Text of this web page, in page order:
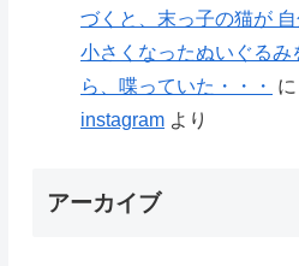
づくと、末っ子の猫が
小さくなったぬいぐるみ
ら、喋っていた・・・
に
instagram より
アーカイブ